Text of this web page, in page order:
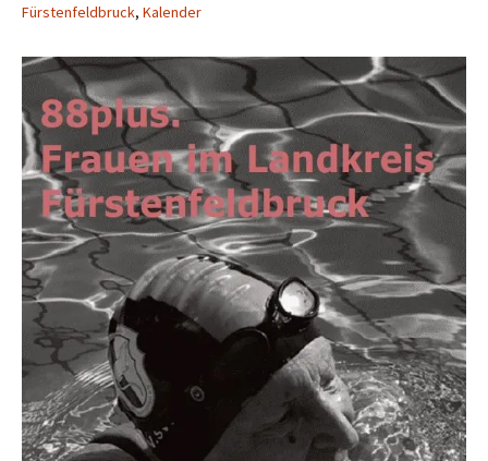
Fürstenfeldbruck, Kalender